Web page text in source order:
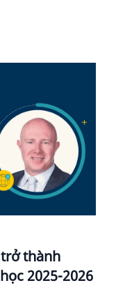
thành
2025-2026